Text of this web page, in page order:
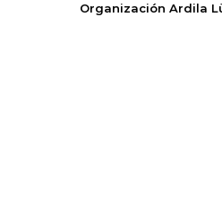
Organización Ardila